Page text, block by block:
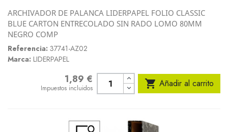
ARCHIVADOR DE PALANCA LIDERPAPEL FOLIO CLASSIC
BLUE CARTON ENTRECOLADO SIN RADO LOMO 80MM
NEGRO COMP
Referencia: 37741-AZ02
Marca: LIDERPAPEL
1,89 €
Impuestos incluidos  Añadir al carrito